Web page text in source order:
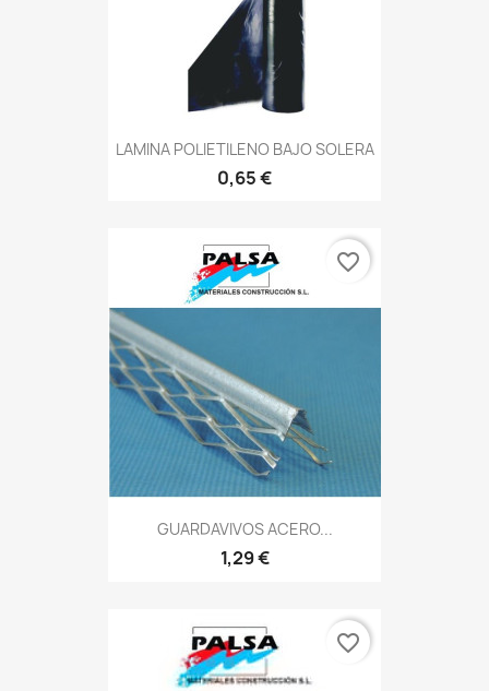
LAMINA POLIETILENO BAJO SOLERA
0,65 €
GUARDAVIVOS ACERO...
1,29 €
favorite_border
favorite_border